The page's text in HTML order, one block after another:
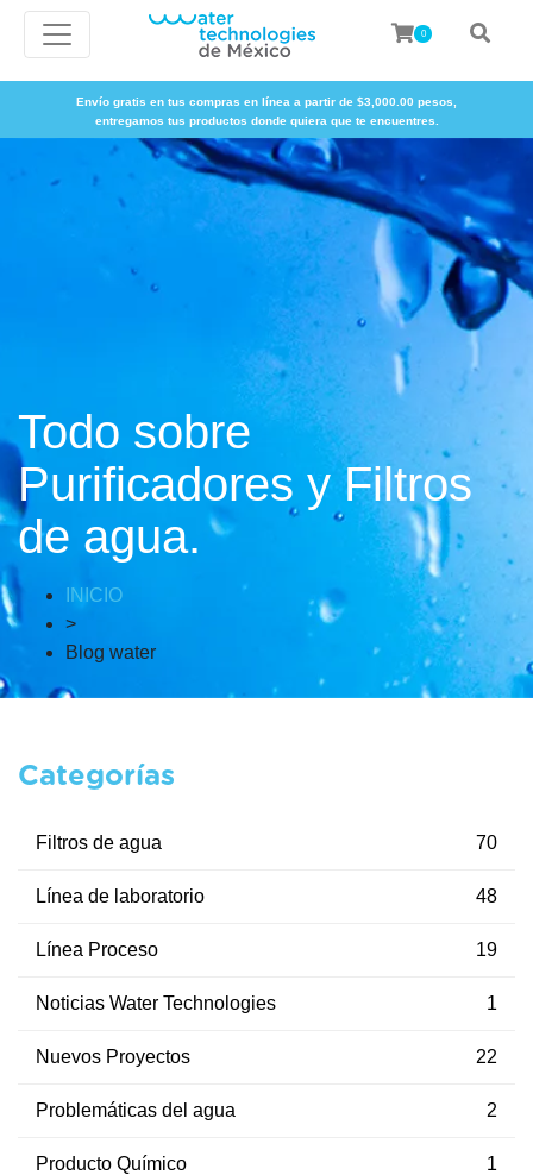
0
Envío gratis en tus compras en línea a partir de $3,000.00 pesos,
entregamos tus productos donde quiera que te encuentres.
Todo sobre
Purificadores y Filtros
de agua.
INICIO
>
Blog water
Categorías
Filtros de agua 70
Línea de laboratorio 48
Línea Proceso 19
Noticias Water Technologies 1
Nuevos Proyectos 22
Problemáticas del agua 2
Producto Químico 1